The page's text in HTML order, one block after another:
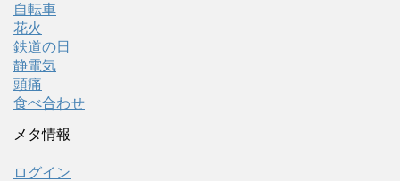
自転車
花火
鉄道の日
静電気
頭痛
食べ合わせ
メタ情報
ログイン